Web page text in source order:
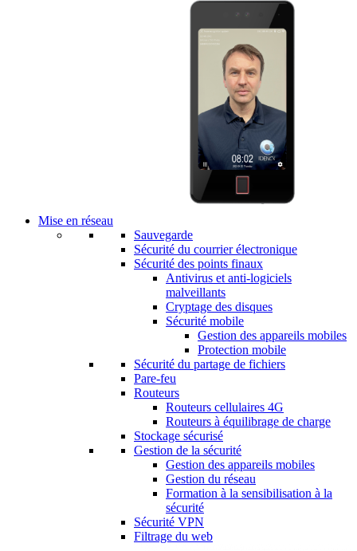
Mise en réseau
Sauvegarde
Sécurité du courrier électronique
Sécurité des points finaux
Antivirus et anti-logiciels
malveillants
Cryptage des disques
Sécurité mobile
Gestion des appareils mobiles
Protection mobile
Sécurité du partage de fichiers
Pare-feu
Routeurs
Routeurs cellulaires 4G
Routeurs à équilibrage de charge
Stockage sécurisé
Gestion de la sécurité
Gestion des appareils mobiles
Gestion du réseau
Formation à la sensibilisation à la
sécurité
Sécurité VPN
Filtrage du web